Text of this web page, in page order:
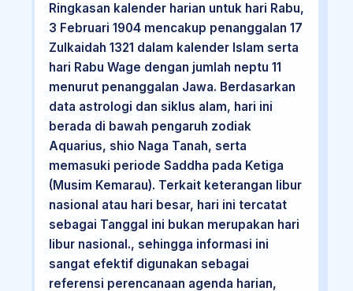
Ringkasan kalender harian untuk hari Rabu,
3 Februari 1904 mencakup penanggalan 17
Zulkaidah 1321 dalam kalender Islam serta
hari Rabu Wage dengan jumlah neptu 11
menurut penanggalan Jawa. Berdasarkan
data astrologi dan siklus alam, hari ini
berada di bawah pengaruh zodiak
Aquarius, shio Naga Tanah, serta
memasuki periode Saddha pada Ketiga
(Musim Kemarau). Terkait keterangan libur
nasional atau hari besar, hari ini tercatat
sebagai Tanggal ini bukan merupakan hari
libur nasional., sehingga informasi ini
sangat efektif digunakan sebagai
referensi perencanaan agenda harian,